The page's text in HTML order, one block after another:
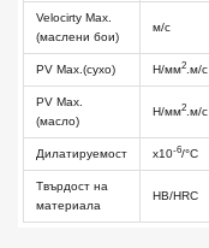
Velocirty Max.
(маслени бои)
м/с
PV Max.(сухо) Н/мм2 .м/с
PV Max.
(масло)
Н/мм2 .м/с
Дилатируемост х10-6/°C
Твърдост на
материала
HB/HRC